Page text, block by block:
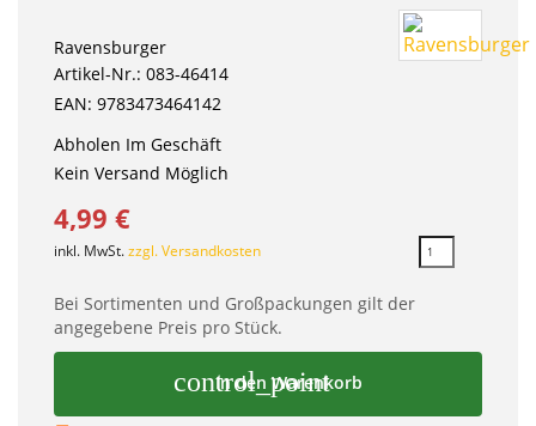
Ravensburger
Artikel-Nr.: 083-46414
EAN: 9783473464142
Abholen Im Geschäft
Kein Versand Möglich
4,99 €
inkl. MwSt.zzgl. Versandkosten
Bei Sortimenten und Großpackungen gilt der
angegebene Preis pro Stück.
control_point
In den Warenkorb